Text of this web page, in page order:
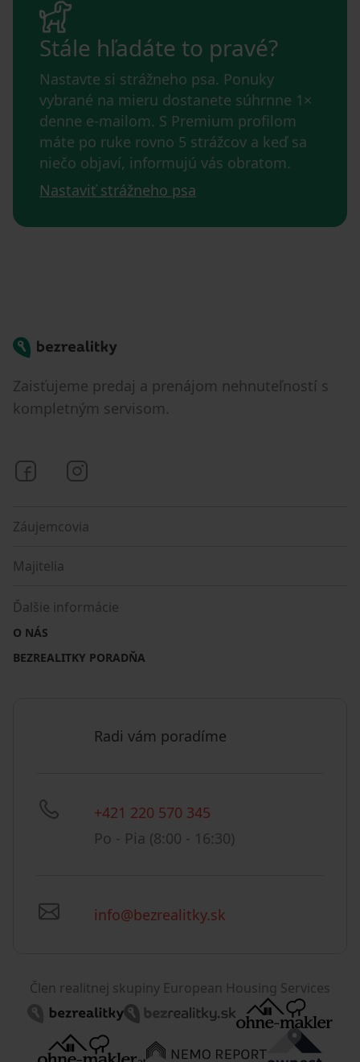
Stále hľadáte to pravé?
Nastavte si strážneho psa. Ponuky
vybrané na mieru dostanete súhrnne 1×
denne e-mailom. S Premium profilom
máte po ruke rovno 5 strážcov a keď sa
niečo objaví, informujú vás obratom.
Nastaviť strážneho psa
Bezrealitky
Zaisťujeme predaj a prenájom nehnuteľností s
kompletným servisom.
Bezrealitky na Facebooku
Záujemcovia
Majitelia
Ďalšie informácie
O NÁS
BEZREALITKY PORADŇA
Radi vám poradíme
+421 220 570 345
Po - Pia (8:00 - 16:30)
info@bezrealitky.sk
Člen realitnej skupiny European Housing Services